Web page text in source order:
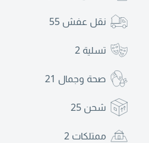
نقل عفش 55
تسلية 2
صحة وجمال 21
شحن 25
ممتلكات 2